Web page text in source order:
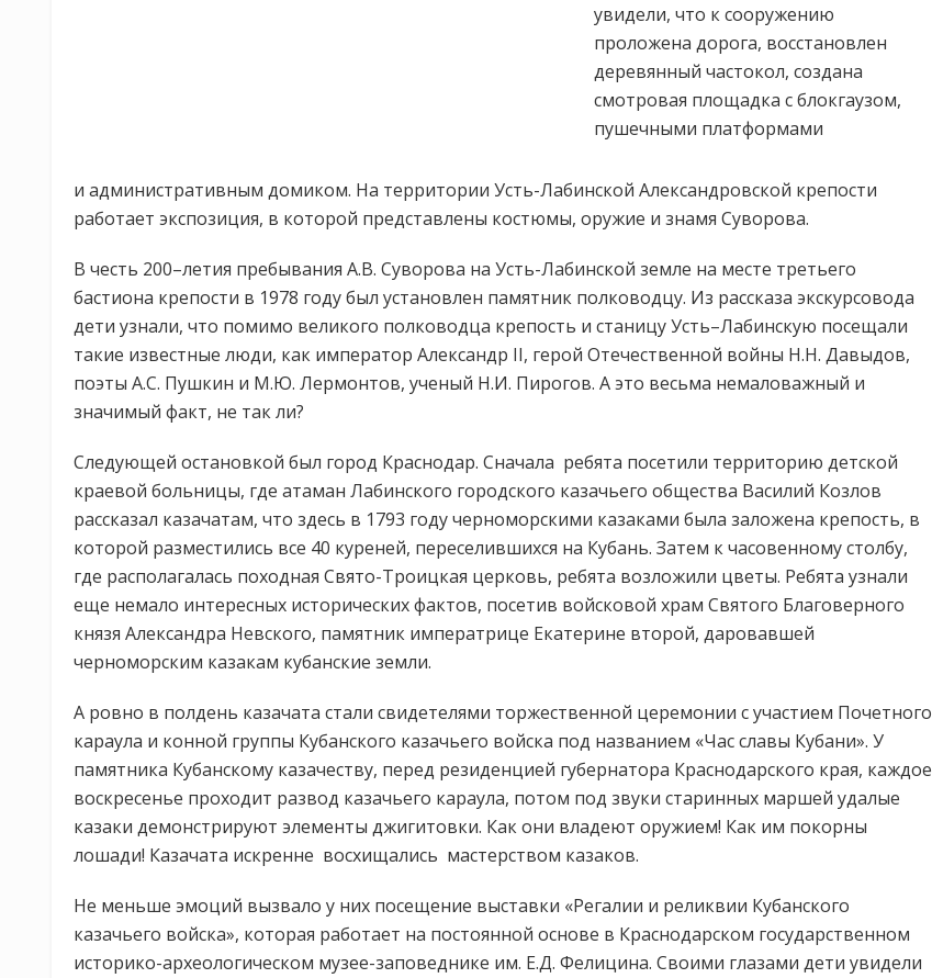
увидели, что к сооружению
проложена дорога, восстановлен
деревянный частокол, создана
смотровая площадка с блокгаузом,
пушечными платформами
и административным домиком. На территории Усть-Лабинской Александровской крепости
работает экспозиция, в которой представлены костюмы, оружие и знамя Суворова.
В честь 200–летия пребывания А.В. Суворова на Усть-Лабинской земле на месте третьего
бастиона крепости в 1978 году был установлен памятник полководцу. Из рассказа экскурсовода
дети узнали, что помимо великого полководца крепость и станицу Усть–Лабинскую посещали
такие известные люди, как император Александр II, герой Отечественной войны Н.Н. Давыдов,
поэты А.С. Пушкин и М.Ю. Лермонтов, ученый Н.И. Пирогов. А это весьма немаловажный и
значимый факт, не так ли?
Следующей остановкой был город Краснодар. Сначала ребята посетили территорию детской
краевой больницы, где атаман Лабинского городского казачьего общества Василий Козлов
рассказал казачатам, что здесь в 1793 году черноморскими казаками была заложена крепость, в
которой разместились все 40 куреней, переселившихся на Кубань. Затем к часовенному столбу,
где располагалась походная Свято-Троицкая церковь, ребята возложили цветы. Ребята узнали
еще немало интересных исторических фактов, посетив войсковой храм Святого Благоверного
князя Александра Невского, памятник императрице Екатерине второй, даровавшей
черноморским казакам кубанские земли.
А ровно в полдень казачата стали свидетелями торжественной церемонии с участием Почетного
караула и конной группы Кубанского казачьего войска под названием «Час славы Кубани». У
памятника Кубанскому казачеству, перед резиденцией губернатора Краснодарского края, каждое
воскресенье проходит развод казачьего караула, потом под звуки старинных маршей удалые
казаки демонстрируют элементы джигитовки. Как они владеют оружием! Как им покорны
лошади! Казачата искренне восхищались мастерством казаков.
Не меньше эмоций вызвало у них посещение выставки «Регалии и реликвии Кубанского
казачьего войска», которая работает на постоянной основе в Краснодарском государственном
историко-археологическом музее-заповеднике им. Е.Д. Фелицина. Своими глазами дети увидели